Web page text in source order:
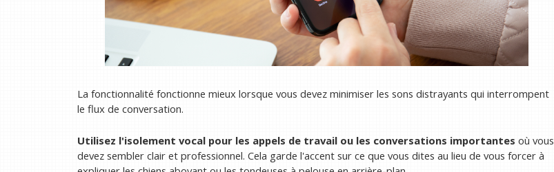
La fonctionnalité fonctionne mieux lorsque vous devez minimiser les sons distrayants qui interrompent
le flux de conversation.
Utilisez l'isolement vocal pour les appels de travail ou les conversations importantes où vous
devez sembler clair et professionnel. Cela garde l'accent sur ce que vous dites au lieu de vous forcer à